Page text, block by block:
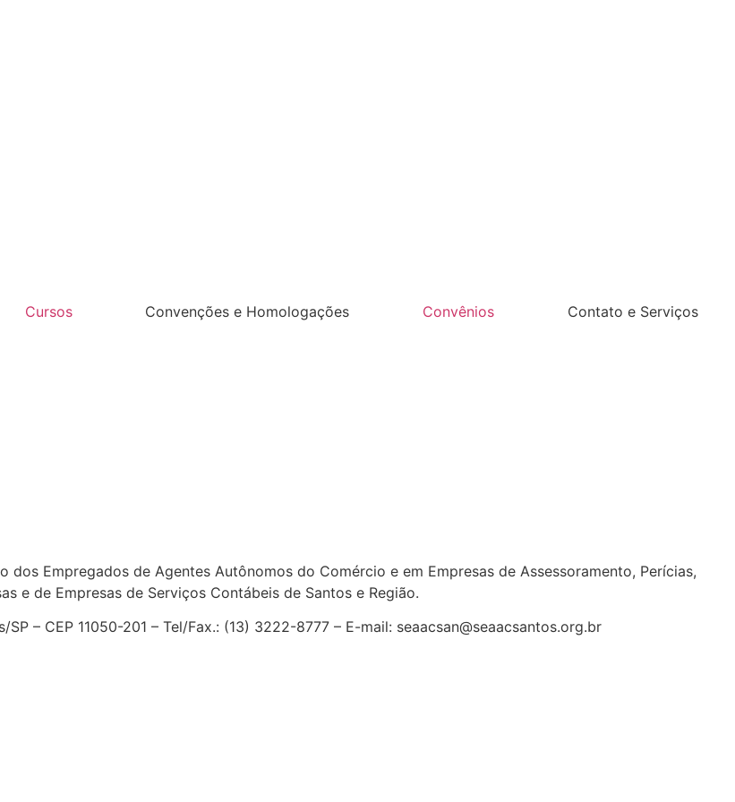
Cursos Convenções e Homologações Convênios Contato e Serviços
Empregados de Agentes Autônomos do Comércio e em Empresas de Assessoramento, Perícias,
e de Empresas de Serviços Contábeis de Santos e Região.
– CEP 11050-201 – Tel/Fax.: (13) 3222-8777 – E-mail: seaacsan@seaacsantos.org.br